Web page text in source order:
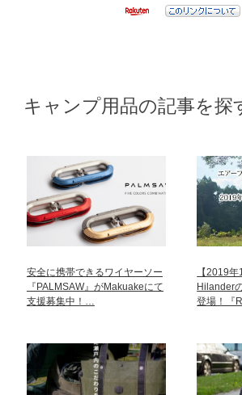
キャンプ用品の記事を探
安全に携帯できるワイヤーソー
『PALMSAW』がMakuakeにて
支援募集中！…
【2019
Hilander
登場！『